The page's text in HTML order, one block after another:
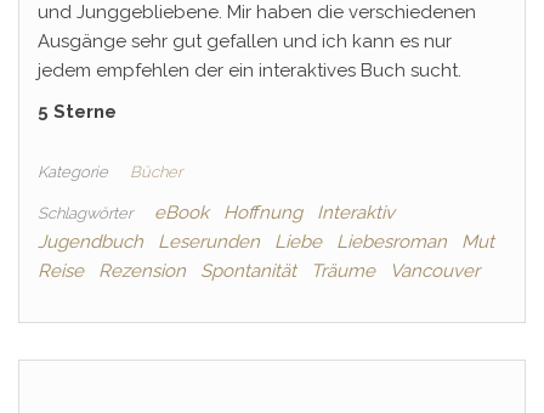
und Junggebliebene. Mir haben die verschiedenen
Ausgänge sehr gut gefallen und ich kann es nur
jedem empfehlen der ein interaktives Buch sucht.
5 Sterne
Kategorie Bücher
Schlagwörter eBook Hoffnung
Interaktiv
Jugendbuch
Leserunden Liebe Liebesroman
Mut
Reise
Rezension Spontanität Träume Vancouver